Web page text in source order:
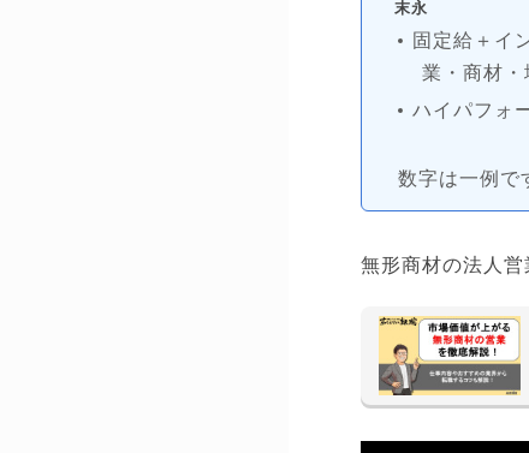
末永
固定給＋イ
業・商材・
ハイパフォ
数字は一例で
無形商材の法人